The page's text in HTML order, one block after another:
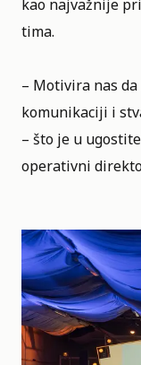
kao najvažnije
tima.
– Motivira nas
komunikaciji i
– što je u
operativni